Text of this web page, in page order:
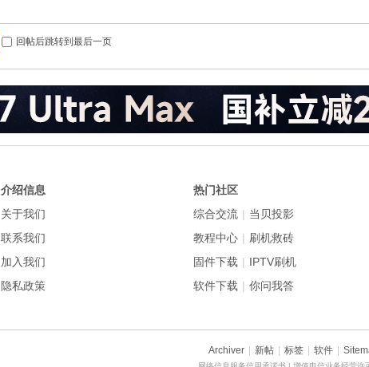
回帖后跳转到最后一页
热门社区
综合交流 | 当贝投影
教程中心 | 刷机救砖
固件下载 | IPTV刷机
软件下载 | 你问我答
介绍信息
关于我们
联系我们
加入我们
隐私政策
Archiver 新帖 标签 软件